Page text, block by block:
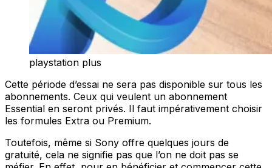
playstation plus
Cette période d’essai ne sera pas disponible sur tous les
abonnements. Ceux qui veulent un abonnement
Essential en seront privés. Il faut impérativement choisir
les formules Extra ou Premium.
Toutefois, même si Sony offre quelques jours de
gratuité, cela ne signifie pas que l’on ne doit pas se